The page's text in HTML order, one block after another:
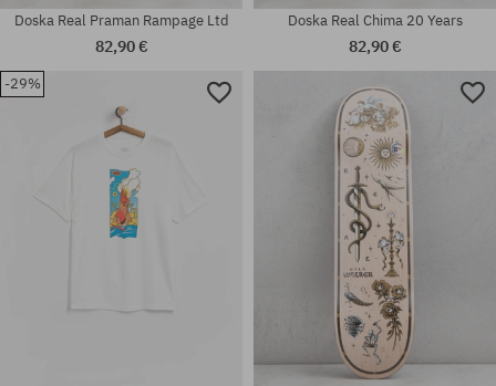
Dostupné veľkosti:
Dostupné veľkosti:
Doska Real Praman Rampage Ltd
82,90 €
Doska Real Chima 20 Years
82,90 €
-29%